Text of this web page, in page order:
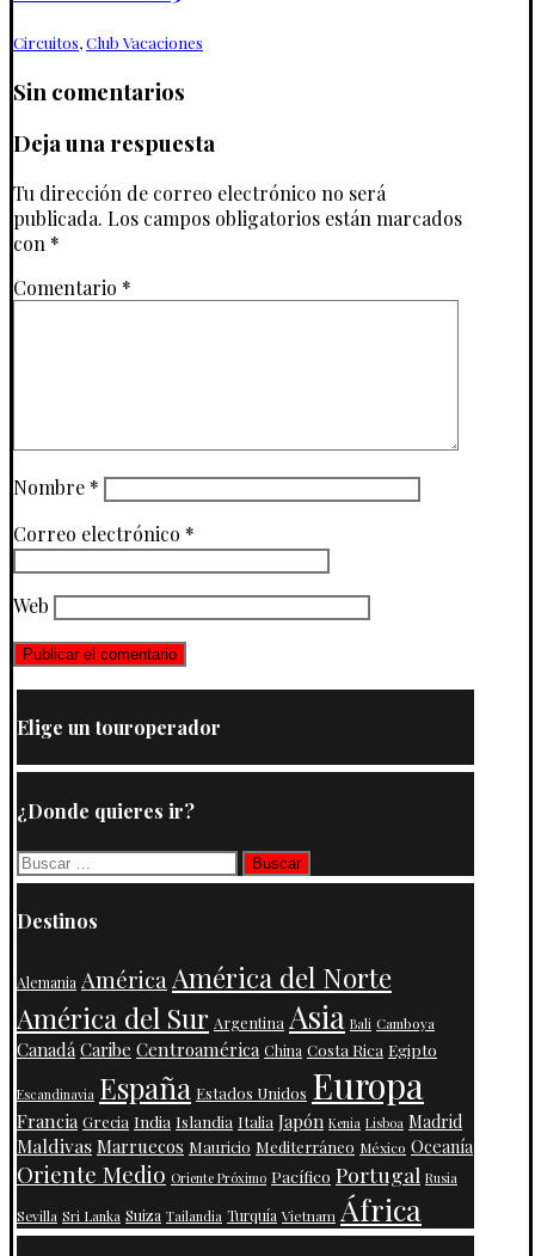
Circuitos,Club Vacaciones
Sin comentarios
Deja una respuesta
Tu dirección de correo electrónico no será
publicada. Los campos obligatorios están marcados
con *
Comentario *
Nombre *
Correo electrónico *
Web
Elige un touroperador
¿Donde quieres ir?
Buscar:
Destinos
Alemania América América del Norte
América del Sur Argentina Asia Bali Camboya
Canadá Caribe Centroamérica China Costa Rica Egipto
Escandinavia España Estados Unidos Europa
Francia Grecia India Islandia Italia Japón Kenia Lisboa Madrid
Maldivas Marruecos Mauricio Mediterráneo México Oceanía
Oriente Medio Oriente Próximo Pacífico Portugal Rusia
Sevilla Sri Lanka Suiza Tailandia Turquía Vietnam África